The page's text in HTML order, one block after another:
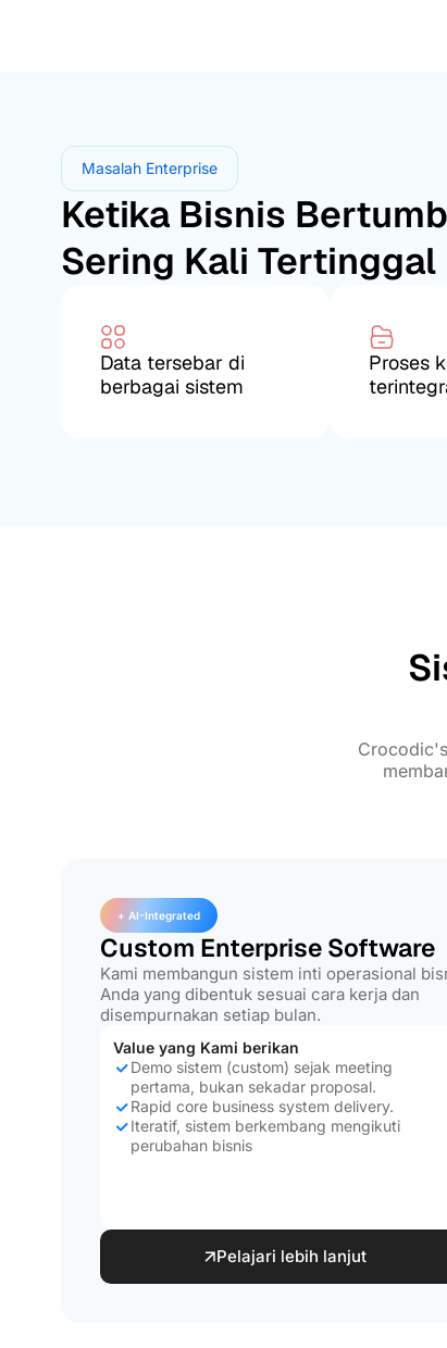
Masalah Enterprise
Ketika Bisnis
Sering Kali Tertinggal
Data tersebar di
berbagai sistem
Proses
+ AI-Integrated
Custom Enterprise Software
Kami membangun sistem inti operasional
Anda yang dibentuk sesuai cara kerja dan
disempurnakan setiap bulan.
Value yang Kami berikan
Demo sistem (custom) sejak meeting
pertama, bukan sekadar proposal.
Rapid core business system delivery.
Iteratif, sistem berkembang mengikuti
perubahan bisnis
Pelajari lebih lanjut